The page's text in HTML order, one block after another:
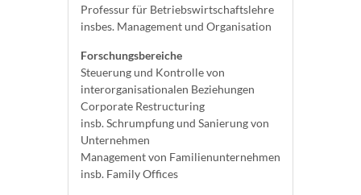
Professur für Betriebswirtschaftslehre
insbes. Management und Organisation
Forschungsbereiche
Steuerung und Kontrolle von
interorganisationalen Beziehungen
Corporate Restructuring
insb. Schrumpfung und Sanierung von
Unternehmen
Management von Familienunternehmen
insb. Family Offices